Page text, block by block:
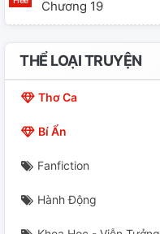
Chương 19
Chương 20
Chương 21
Chương 25
THỂ LOẠI TRUYỆN
Thơ Ca
Bí Ẩn
Fanfiction
Hành Động